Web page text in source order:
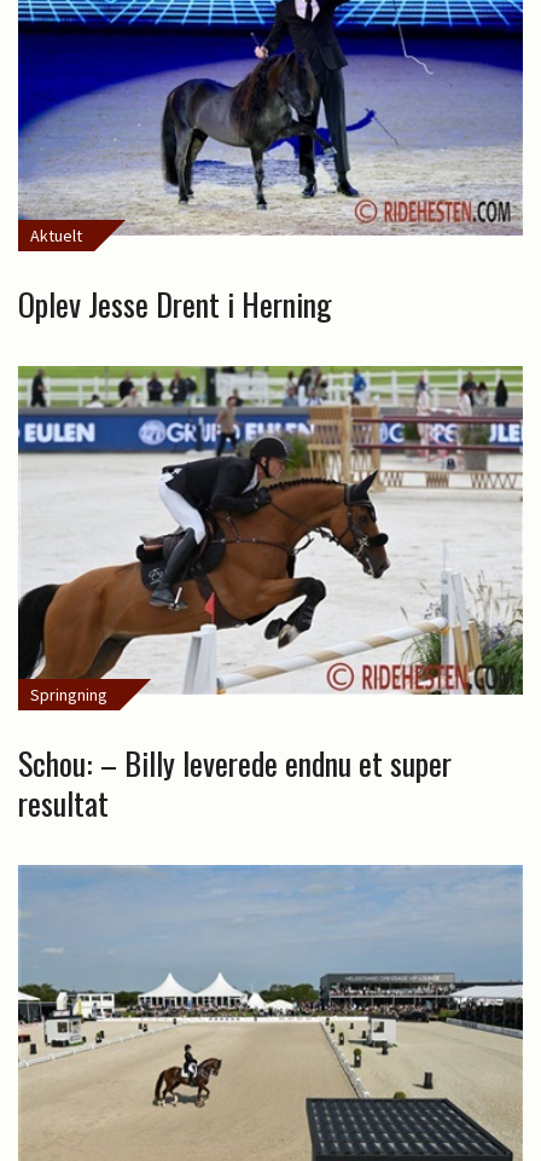
Aktuelt
Oplev Jesse Drent i Herning
Springning
Schou: – Billy leverede endnu et super
resultat